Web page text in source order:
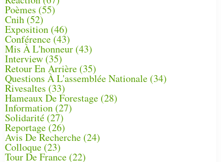
Poèmes (55)
Cnih (52)
Exposition (46)
Conférence(43)
Mis À L'honneur (43)
Interview (35)
Retour En Arrière (35)
Questions À L'assemblée Nationale (34)
Rivesaltes (33)
Hameaux De Forestage (28)
Information (27)
Solidarité (27)
Reportage(26)
Avis De Recherche (24)
Colloque (23)
Tour De France (22)